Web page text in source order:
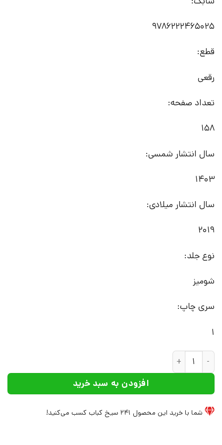
9786222465025
قطع:
رقعی
تعداد صفحه:
158
سال انتشار شمسی:
1403
سال انتشار میلادی:
2019
نوع جلد:
شومیز
سری چاپ:
1
کتاب چگونه دیگران را به خود جذب کنیم | انتشارات علم عدد
افزودن به سبد خرید
شما با خرید این محصول 241 سیخ کباب کسب می‌کنید!